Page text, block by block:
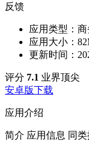
反馈
应用类型： 商
应用大小：
更新时间：
评分 7.1 业界顶尖
安卓版下载
应用介绍
简介 应用信息 同